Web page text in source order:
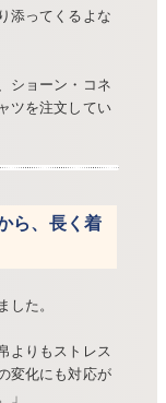
添ってくるよな
ショーン・コネ
ツを注文してい
ら、長く着
した。
よりもストレス
変化にも対応が
」